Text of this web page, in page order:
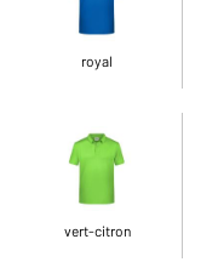
royal
vert-citron